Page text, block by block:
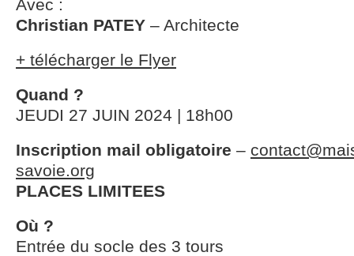
Avec :
Christian PATEY – Architecte
+ télécharger le Flyer
Quand ?
JEUDI 27 JUIN 2024 | 18h00
Inscription mail obligatoire –
savoie.org
PLACES LIMITEES
Où ?
Entrée du socle des 3 tours